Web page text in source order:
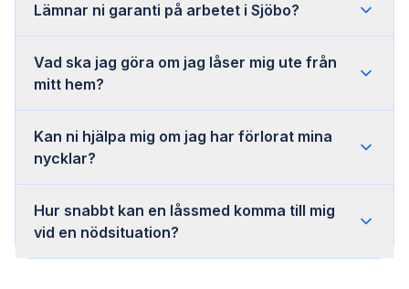
Lämnar ni garanti på arbetet i Sjöbo?
Vad ska jag göra om jag låser mig ute från
mitt hem?
Kan ni hjälpa mig om jag har förlorat mina
nycklar?
Hur snabbt kan en låssmed komma till mig
vid en nödsituation?